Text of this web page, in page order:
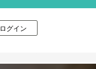
ログイン